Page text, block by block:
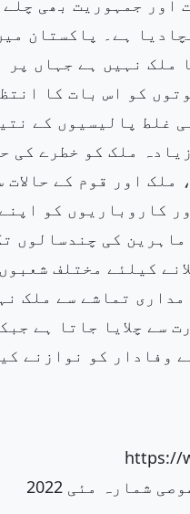
اور جمہوریت بھی
ہے۔ پاکستان
ملک نہیں ہے جہاں
کو اس بات کا
غلط پالیسیوں کے
ملک کو خطرے
اور قوم کے حالات
کاروباریوں کو
کی چندسالوں
کیلئے مختلف
تماشے سے ملک
سے چلایا جاتا ہے
وفادار کو نوازنے
https://
شمارہ مئی 2022